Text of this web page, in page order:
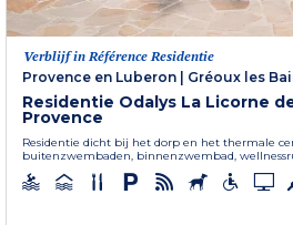
Verblijf in Référence Residentie
Provence en Luberon
Gréoux les
Residentie Odalys La Licorne
Provence
Residentie dicht bij het dorp en het thermale
buitenzwembaden, binnenzwembad,